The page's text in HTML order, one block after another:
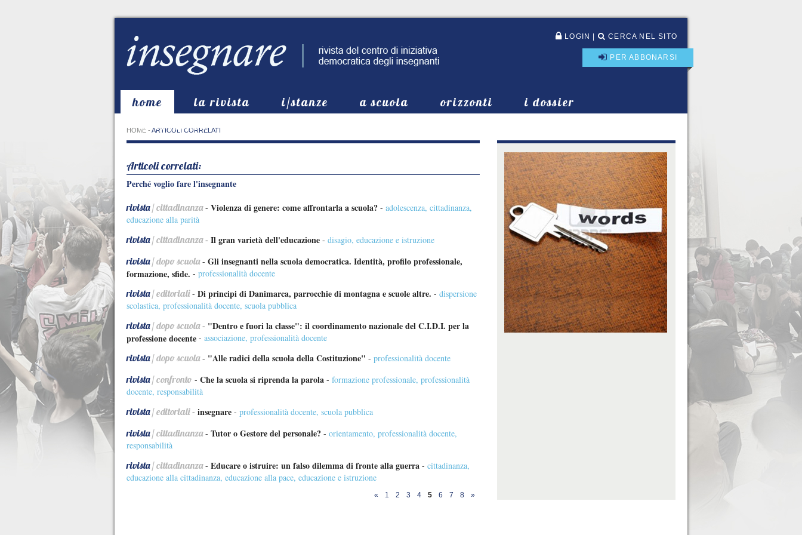
LOGIN CERCA NEL SITO
PER ABBONARSI
home la rivista i/stanze a scuola orizzonti
i dossier
in evidenza
HOME - ARTICOLI CORRELATI
Articoli correlati:
Perché voglio fare l'insegnante
rivista/ cittadinanza- Violenza di genere: come affrontarla a scuola? - adolescenza, cittadinanza,
educazione alla parità
rivista/ cittadinanza- Il gran varietà dell'educazione - disagio, educazione e istruzione
rivista/ dopo scuola- Gli insegnanti nella scuola democratica. Identità, profilo professionale,
formazione, sfide. - professionalità docente
rivista/ editoriali- Di principi di Danimarca, parrocchie di montagna e scuole altre. - dispersione
scolastica, professionalità docente, scuola pubblica
rivista/ dopo scuola- "Dentro e fuori la classe": il coordinamento nazionale del C.I.D.I. per la
professione docente - associazione, professionalità docente
rivista/ dopo scuola- "Alle radici della scuola della Costituzione" - professionalità docente
rivista/ confronto - Che la scuola si riprenda la parola - formazione professionale, professionalità
docente, responsabilità
rivista/ editoriali- insegnare - professionalità docente, scuola pubblica
rivista/ cittadinanza- Tutor o Gestore del personale? - orientamento, professionalità docente,
responsabilità
rivista/ cittadinanza- Educare o istruire: un falso dilemma di fronte alla guerra - cittadinanza,
educazione alla cittadinanza, educazione alla pace, educazione e istruzione
« 1 2 3 4 5 6 7 8 »